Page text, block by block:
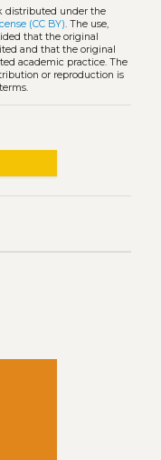
distributed under the
(CC BY). The use,
that the original
and that the original
academic practice. The
or reproduction is